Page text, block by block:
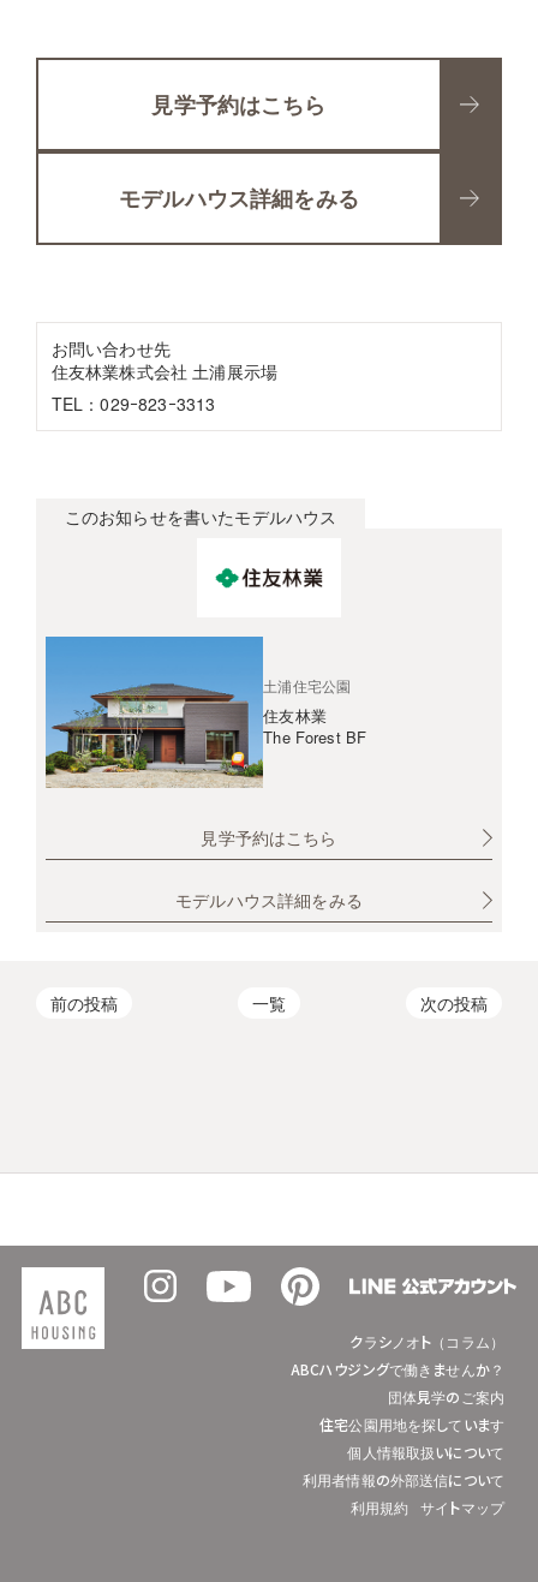
見学予約はこちら
モデルハウス詳細をみる
お問い合わせ先
住友林業株式会社 土浦展示場
TEL：029ｰ823ｰ3313
このお知らせを書いたモデルハウス
土浦住宅公園
住友林業
The Forest BF
見学予約はこちら
モデルハウス詳細をみる
前の投稿 一覧 次の投稿
クラシノオト（コラム）
ABCハウジングで働きませんか？
団体見学のご案内
住宅公園用地を探しています
個人情報取扱いについて
利用者情報の外部送信について
利用規約
サイトマップ